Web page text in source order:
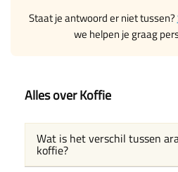
Staat je antwoord er niet tussen?
we helpen je graag
Alles over Koffie
Wat is het verschil tussen
koffie?